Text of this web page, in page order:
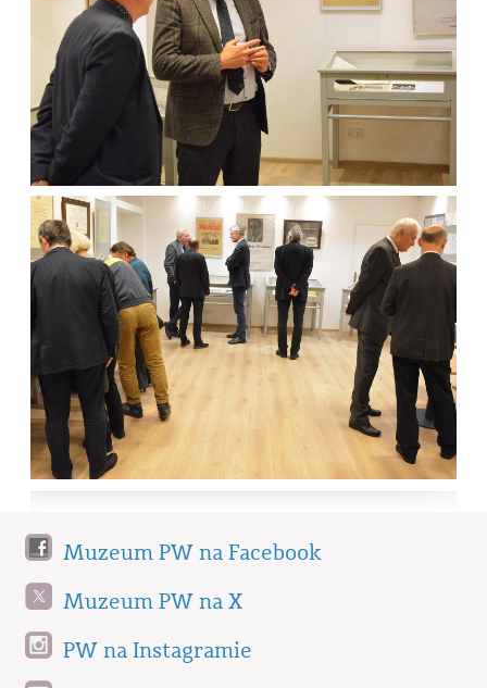
Muzeum PW na Facebook
Muzeum PW na X
PW na Instagramie